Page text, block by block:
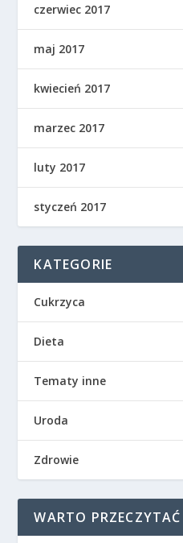
czerwiec 2017
maj 2017
kwiecień 2017
marzec 2017
luty 2017
styczeń 2017
KATEGORIE
Cukrzyca
Dieta
Tematy inne
Uroda
Zdrowie
WARTO PRZECZYTAĆ